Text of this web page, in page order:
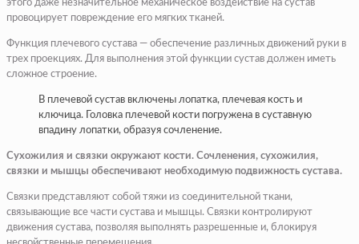
этого даже незначительное механическое воздействие на сустав
провоцирует повреждение его мягких тканей.
Функция плечевого сустава — обеспечение различных движений руки в
трех проекциях. Для выполнения этой функции сустав должен иметь
сложное строение.
В плечевой сустав включены лопатка, плечевая кость и
ключица. Головка плечевой кости погружена в суставную
впадину лопатки, образуя сочленение.
Сухожилия и связки окружают кости. Сочленения, сухожилия,
связки и мышцы обеспечивают необходимую подвижность сустава.
Связки представляют собой тяжи из соединительной ткани,
связывающие все части сустава и мышцы. Связки контролируют
движения сустава, позволяя выполнять разрешенные и, блокируя